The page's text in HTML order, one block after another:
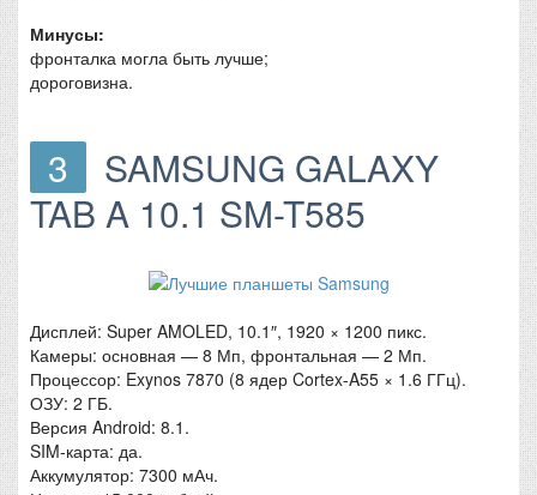
Минусы:
фронталка могла быть лучше;
дороговизна.
3
SAMSUNG GALAXY
TAB A 10.1 SM-T585
Дисплей: Super AMOLED, 10.1″, 1920 × 1200 пикс.
Камеры: основная — 8 Мп, фронтальная — 2 Мп.
Процессор: Exynos 7870 (8 ядер Cortex-A55 × 1.6 ГГц).
ОЗУ: 2 ГБ.
Версия Android: 8.1.
SIM-карта: да.
Аккумулятор: 7300 мАч.